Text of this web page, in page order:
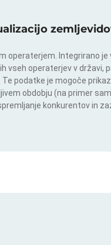
operaterjem. Integrirano
operaterjev v državi,
podatke je mogoče
obdobju (na primer
konkurentov in